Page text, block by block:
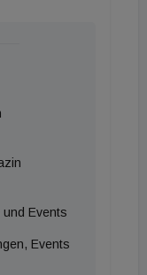
Events
Events